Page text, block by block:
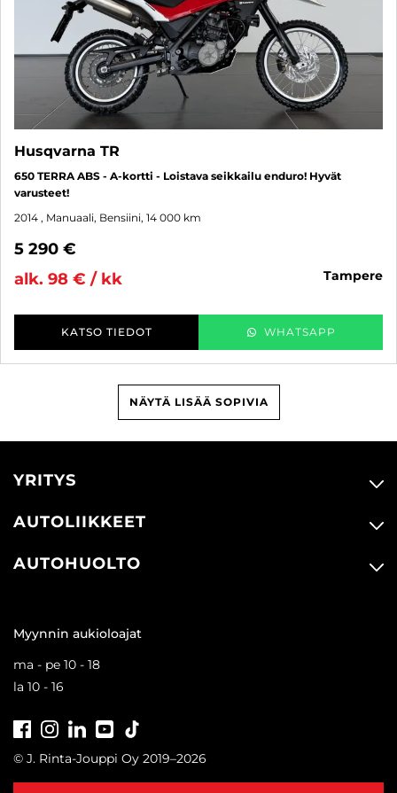
Husqvarna TR
650 TERRA ABS - A-kortti - Loistava seikkailu enduro! Hyvät
varusteet!
2014 , Manuaali, Bensiini, 14 000 km
5 290 €
alk. 98 € / kk
tampere
KATSO TIEDOT WHATSAPP
NÄYTÄ LISÄÄ SOPIVIA
YRITYS
AUTOLIIKKEET
AUTOHUOLTO
Myynnin aukioloajat
ma - pe 10 - 18
la 10 - 16
FacebookInstagramLinkedInYoutube
© J. Rinta-Jouppi Oy 2019–2026